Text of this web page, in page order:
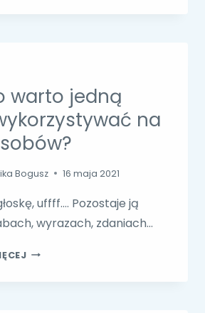
warto jedną
na
Bogusz 16 maja 2021
uffff…. Pozostaje ją
wyrazach, zdaniach…
DLACZEGO